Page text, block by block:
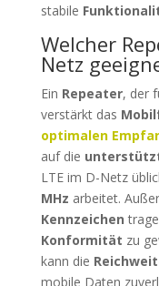
stabile
Welcher
Netz
Ein Repeater, der
verstärkt das
optimalen
auf die
LTE im D-Netz
MHz arbeitet.
Kennzeichen
Konformität zu
kann die
mobile Daten